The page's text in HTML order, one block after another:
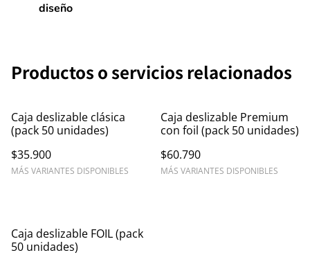
diseño
Productos o servicios relacionados
Caja deslizable clásica
(pack 50 unidades)
$35.900
MÁS VARIANTES DISPONIBLES
Caja deslizable Premium
con foil (pack 50 unidades)
$60.790
MÁS VARIANTES DISPONIBLES
Caja deslizable FOIL (pack
50 unidades)